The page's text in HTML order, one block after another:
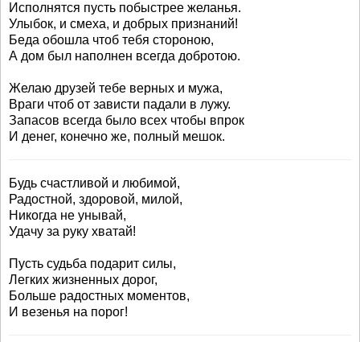
Исполнятся пусть побыстрее желанья.
Улыбок, и смеха, и добрых признаний!
Беда обошла чтоб тебя стороною,
А дом был наполнен всегда добротою.
Желаю друзей тебе верных и мужа,
Враги чтоб от зависти падали в лужу.
Запасов всегда было всех чтобы впрок
И денег, конечно же, полный мешок.
Будь счастливой и любимой,
Радостной, здоровой, милой,
Никогда не унывай,
Удачу за руку хватай!
Пусть судьба подарит силы,
Легких жизненных дорог,
Больше радостных моментов,
И везенья на порог!